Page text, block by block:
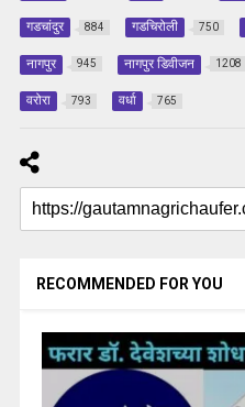
गडचांदुर 884 गडचिरोली 750
नागपुर 945 नागपुर डिवीजन 1208
वरोरा 793 वर्धा 765
RECOMMENDED FOR YOU